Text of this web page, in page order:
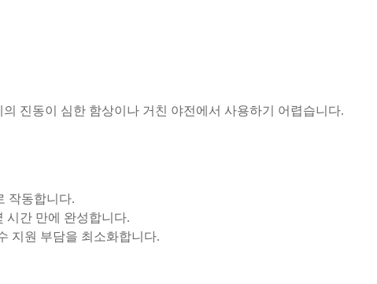
진동이 심한 함상이나 거친 야전에서 사용하기 어렵습니다.
작동합니다.
시간 만에 완성합니다.
지원 부담을 최소화합니다.